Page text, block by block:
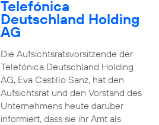
Telefónica
Deutschland Holding
AG
Die Aufsichtsratsvorsitzende der
Telefónica Deutschland Holding
AG, Eva Castillo Sanz, hat den
Aufsichtsrat und den Vorstand des
Unternehmens heute darüber
informiert, dass sie ihr Amt als